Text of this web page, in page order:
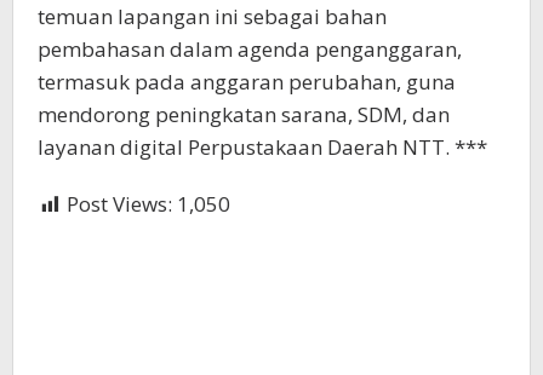
temuan lapangan ini sebagai bahan
pembahasan dalam agenda penganggaran,
termasuk pada anggaran perubahan, guna
mendorong peningkatan sarana, SDM, dan
layanan digital Perpustakaan Daerah NTT. ***
Post Views: 1,050